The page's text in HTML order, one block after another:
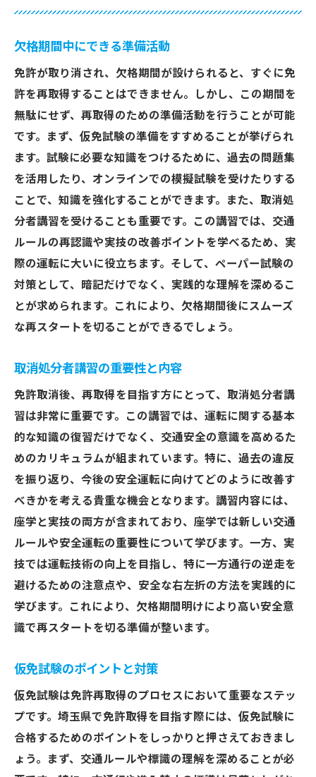
欠格期間中にできる準備活動
免許が取り消され、欠格期間が設けられると、すぐに免
許を再取得することはできません。しかし、この期間を
無駄にせず、再取得のための準備活動を行うことが可能
です。まず、仮免試験の準備をすすめることが挙げられ
ます。試験に必要な知識をつけるために、過去の問題集
を活用したり、オンラインでの模擬試験を受けたりする
ことで、知識を強化することができます。また、取消処
分者講習を受けることも重要です。この講習では、交通
ルールの再認識や実技の改善ポイントを学べるため、実
際の運転に大いに役立ちます。そして、ペーパー試験の
対策として、暗記だけでなく、実践的な理解を深めるこ
とが求められます。これにより、欠格期間後にスムーズ
な再スタートを切ることができるでしょう。
取消処分者講習の重要性と内容
免許取消後、再取得を目指す方にとって、取消処分者講
習は非常に重要です。この講習では、運転に関する基本
的な知識の復習だけでなく、交通安全の意識を高めるた
めのカリキュラムが組まれています。特に、過去の違反
を振り返り、今後の安全運転に向けてどのように改善す
べきかを考える貴重な機会となります。講習内容には、
座学と実技の両方が含まれており、座学では新しい交通
ルールや安全運転の重要性について学びます。一方、実
技では運転技術の向上を目指し、特に一方通行の逆走を
避けるための注意点や、安全な右左折の方法を実践的に
学びます。これにより、欠格期間明けにより高い安全意
識で再スタートを切る準備が整います。
仮免試験のポイントと対策
仮免試験は免許再取得のプロセスにおいて重要なステッ
プです。埼玉県で免許取得を目指す際には、仮免試験に
合格するためのポイントをしっかりと押さえておきまし
ょう。まず、交通ルールや標識の理解を深めることが必